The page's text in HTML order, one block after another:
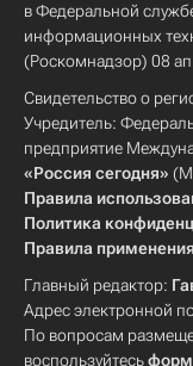
в Федеральной
информационных
(Роскомнадзор) 08
Свидетельство о
Учредитель:
предприятие
«Россия сегодня»
Правила
Политика
Правила
Главный редактор:
Адрес электронной
По вопросам
воспользуйтесь